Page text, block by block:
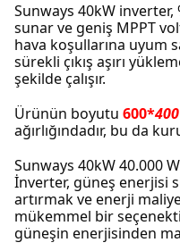
Sunways 40kW
sunar ve geniş MPPT
hava koşullarına uyum
sürekli çıkış aşırı
şekilde çalışır.
Ürünün boyutu 600*
ağırlığındadır, bu da
Sunways 40kW 40.000
İnverter, güneş enerjisi
artırmak ve enerji
mükemmel bir
güneşin enerjisinden